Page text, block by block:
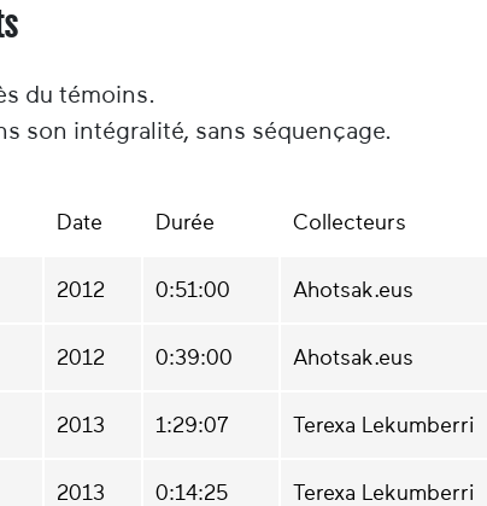
du témoins.
son intégralité, sans séquençage.
Date Durée Collecteurs
2012 0:51:00 Ahotsak.eus
2012 0:39:00 Ahotsak.eus
2013 1:29:07 Terexa Lekumberri
2013 0:14:25 Terexa Lekumberri